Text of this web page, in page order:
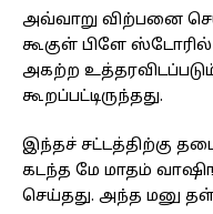
அவ்வாறு விற்பனை
கூகுள் பிளே ஸ்டோரில்
அகற்ற
கூறப்பட்டிருந்தது.
இந்தச் சட்டத்திற்கு
கடந்த மே மாதம்
செய்தது. அந்த மனு